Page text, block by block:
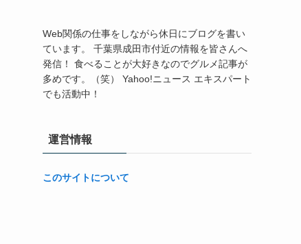
Web関係の仕事をしながら休日にブログを書い
ています。 千葉県成田市付近の情報を皆さんへ
発信！ 食べることが大好きなのでグルメ記事が
多めです。（笑） Yahoo!ニュース エキスパート
でも活動中！
運営情報
このサイトについて